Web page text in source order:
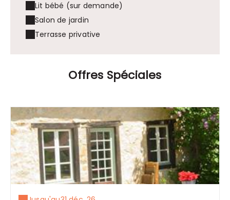
Lit bébé (sur demande)
Salon de jardin
Terrasse privative
Offres Spéciales